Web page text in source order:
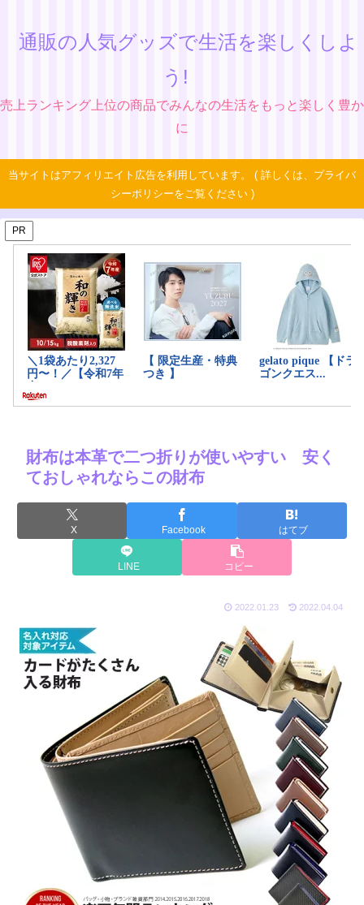
通販の人気グッズで生活を楽しくしよ
う!
売上ランキング上位の商品でみんなの生活をもっと楽しく豊か
に
当サイトはアフィリエイト広告を利用しています。 ( 詳しくは、プライバ
シーポリシーをご覧ください )
PR
財布は本革で二つ折りが使いやすい 安く
ておしゃれならこの財布
X Facebook はてブ
LINE コピー
2022.01.23 2022.04.04